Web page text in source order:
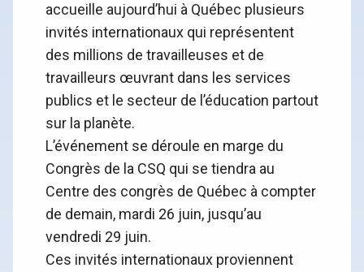
accueille aujourd’hui à Québec plusieurs
invités internationaux qui représentent
des millions de travailleuses et de
travailleurs œuvrant dans les services
publics et le secteur de l’éducation partout
sur la planète.
L’événement se déroule en marge du
Congrès de la CSQ qui se tiendra au
Centre des congrès de Québec à compter
de demain, mardi 26 juin, jusqu’au
vendredi 29 juin.
Ces invités internationaux proviennent